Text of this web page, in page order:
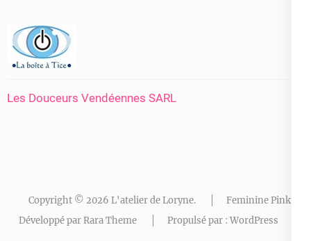
Les Douceurs Vendéennes SARL
Copyright © 2026 L'atelier de Loryne.
Feminine Pink |
Développé parRara Theme Propulsé par : WordPress